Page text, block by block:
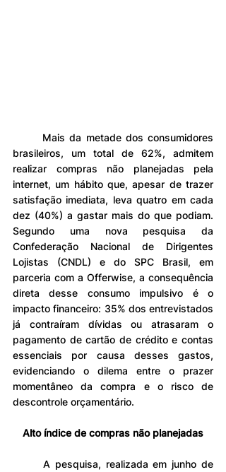
brasileiros, um total de 62%, admitem
realizar compras não planejadas pela
internet, um hábito que, apesar de trazer
satisfação imediata, leva quatro em cada
dez (40%) a gastar mais do que podiam.
Segundo uma nova pesquisa da
Confederação Nacional de Dirigentes
Lojistas (CNDL) e do SPC Brasil, em
parceria com a Offerwise, a consequência
direta desse consumo impulsivo é o
impacto financeiro: 35% dos entrevistados
já contraíram dívidas ou atrasaram o
pagamento de cartão de crédito e contas
essenciais por causa desses gastos,
evidenciando o dilema entre o prazer
momentâneo da compra e o risco de
descontrole orçamentário.
Alto índice de compras não planejadas